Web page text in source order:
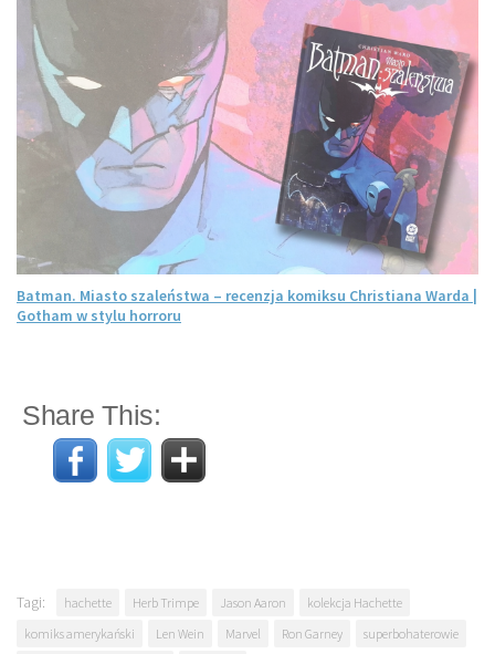
Batman. Miasto szaleństwa – recenzja komiksu Christiana Warda |
Gotham w stylu horroru
Share This:
Tagi: hachette Herb Trimpe Jason Aaron
kolekcja Hachette
komiks amerykański
Len Wein Marvel Ron Garney superbohaterowie